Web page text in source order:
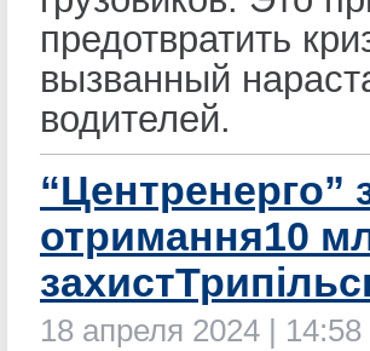
предотвратить
вызванный
водителей.
“Центренерго”
отримання10
18 апреля 2024 | 14:58